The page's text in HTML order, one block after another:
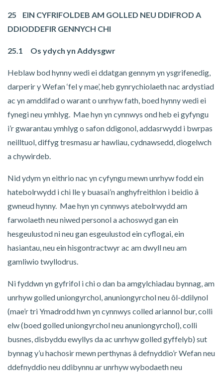
25 EIN CYFRIFOLDEB AM GOLLED NEU DDIFROD A
DDIODDEFIR GENNYCH CHI
25.1 Os ydych yn Addysgwr
Heblaw bod hynny wedi ei ddatgan gennym yn ysgrifenedig,
darperir y Wefan ‘fel y mae’, heb gynrychiolaeth nac ardystiad
ac yn amddifad o warant o unrhyw fath, boed hynny wedi ei
fynegi neu ymhlyg. Mae hyn yn cynnwys ond heb ei gyfyngu
i’r gwarantau ymhlyg o safon ddigonol, addasrwydd i bwrpas
neilltuol, diffyg tresmasu ar hawliau, cydnawsedd, diogelwch
a chywirdeb.
Nid ydym yn eithrio nac yn cyfyngu mewn unrhyw fodd ein
hatebolrwydd i chi lle y buasai’n anghyfreithlon i beidio â
gwneud hynny. Mae hyn yn cynnwys atebolrwydd am
farwolaeth neu niwed personol a achoswyd gan ein
hesgeulustod ni neu gan esgeulustod ein cyflogai, ein
hasiantau, neu ein hisgontractwyr ac am dwyll neu am
gamliwio twyllodrus.
Ni fyddwn yn gyfrifol i chi o dan ba amgylchiadau bynnag, am
unrhyw golled uniongyrchol, anuniongyrchol neu ôl-ddilynol
(mae’r tri Ymadrodd hwn yn cynnwys colled ariannol bur, colli
elw (boed golled uniongyrchol neu anuniongyrchol), colli
busnes, disbyddu ewyllys da ac unrhyw golled gyffelyb) sut
bynnag y’u hachosir mewn perthynas â defnyddio’r Wefan neu
ddefnyddio neu ddibynnu ar unrhyw wybodaeth neu